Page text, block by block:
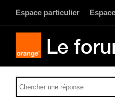
Espace particulier
Le